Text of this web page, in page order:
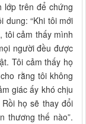
lớp trên để chứng
dung: “Khi tôi mới
tôi cảm thấy mình
người đều được
Tôi cảm thấy họ
rằng tôi không
giác ấy khó chịu
họ sẽ thay đổi
thương thế nào”.